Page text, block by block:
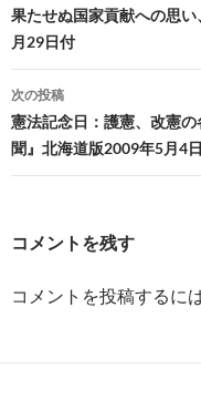
稿
ナ
ビ
ゲ
ー
ョ
ン
果たせぬ国家貢献への思
月29日付
次の投稿
憲法記念日：護憲、改憲
聞』北海道版2009年5月4
コメントを残す
コメントを投稿するに